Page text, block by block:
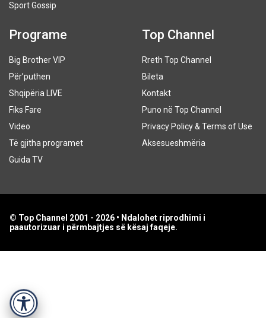
Sport Gossip
Programe
Big Brother VIP
Për’puthen
Shqipëria LIVE
Fiks Fare
Video
Të gjitha programet
Guida TV
Top Channel
Rreth Top Channel
Bileta
Kontakt
Puno në Top Channel
Privacy Policy & Terms of Use
Aksesueshmëria
© Top Channel 2001 - 2026 • Ndalohet riprodhimi i
paautorizuar i përmbajtjes së kësaj faqeje.